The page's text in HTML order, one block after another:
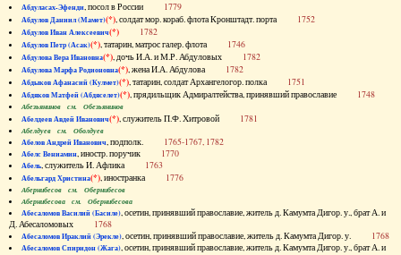
Абдуласах-Эфенди, посол в России 1779
Абдулов Даниил (Мамет)(*), солдат мор. кораб. флота Кронштадт. порта 1752
Абдулов Иван Алексеевич(*) 1782
Абдулов Петр (Асак)(*), татарин, матрос галер. флота 1746
Абдулова Вера Ивановна(*), дочь И.А. и М.Р. Абдуловых 1782
Абдулова Марфа Родионовна(*), жена И.А. Абдулова 1782
Абдыков Афанасий (Кулмет)(*), татарин, солдат Архангелогор. полка 1751
Абдяков Матфей (Абдяселет)(*), прядильщик Адмиралтейства, принявший православие 1748
Абезьянинов см. Обезьянинов
Абелдеев Авдей Иванович(*), служитель П.Ф. Хитровой 1781
Абелдуев см. Оболдуев
Абелов Андрей Иванович, подполк. 1765-1767, 1782
Абелс Вениамин, иностр. поручик 1770
Абель, служитель И. Афлика 1763
Абельгард Христина(*), иностранка 1776
Абернибесов см. Обернибесов
Абернибесова см. Обернибесова
Абесаломов Василий (Басиле), осетин, принявший православие, житель д. Камумта Дигор. у., брат А. и
Д. Абесаломовых 1768
Абесаломов Ираклий (Эрекле), осетин, принявший православие, житель д. Камумта Дигор. у. 1768
Абесаломов Спиридон (Жага), осетин, принявший православие, житель д. Камумта Дигор. у., брат А. и